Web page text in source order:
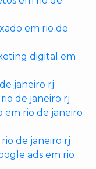
em rio de
digital em
janeiro rj
de janeiro rj
em rio de janeiro
de janeiro rj
ads em rio